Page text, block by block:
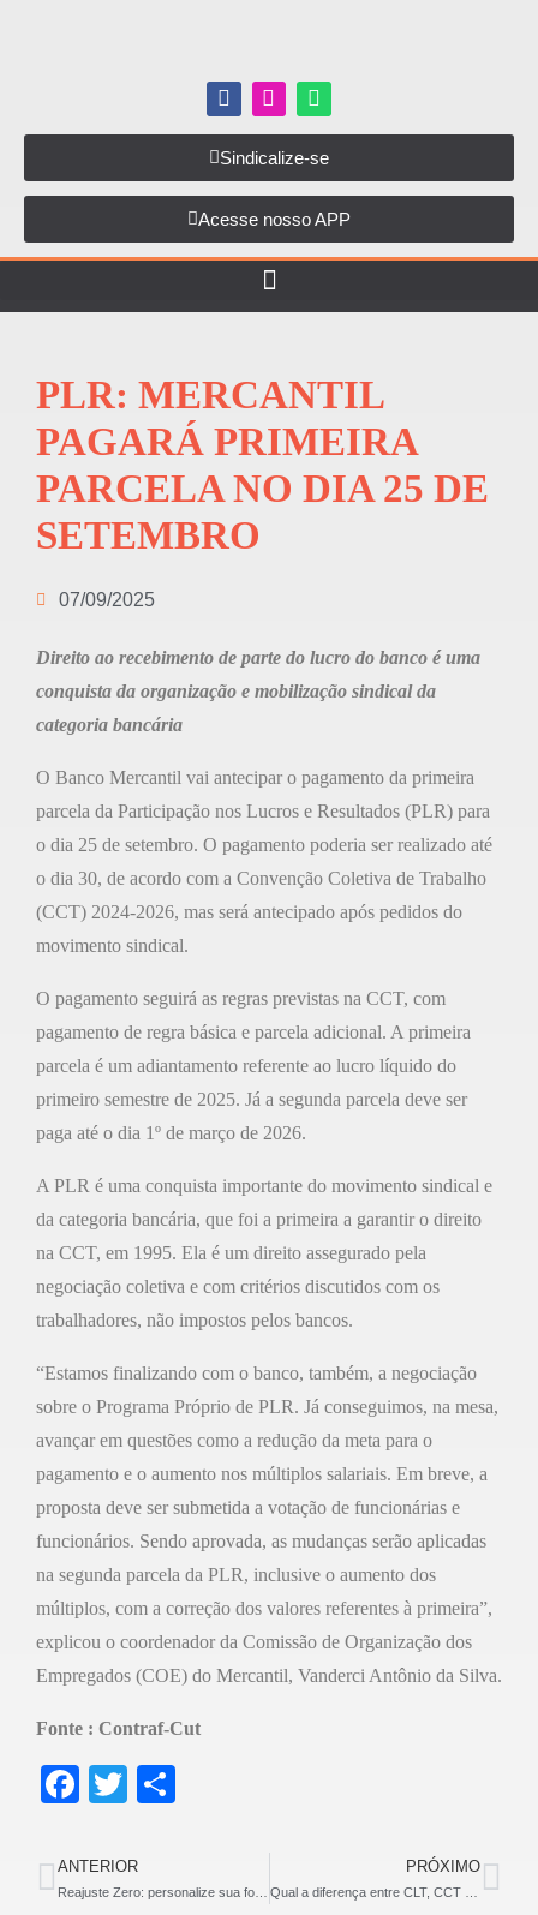
Sindicalize-se
Acesse nosso APP
PLR: MERCANTIL
PAGARÁ PRIMEIRA
PARCELA NO DIA 25 DE
SETEMBRO
07/09/2025
Direito ao recebimento de parte do lucro do banco é uma
conquista da organização e mobilização sindical da
categoria bancária
O Banco Mercantil vai antecipar o pagamento da primeira
parcela da Participação nos Lucros e Resultados (PLR) para
o dia 25 de setembro. O pagamento poderia ser realizado até
o dia 30, de acordo com a Convenção Coletiva de Trabalho
(CCT) 2024-2026, mas será antecipado após pedidos do
movimento sindical.
O pagamento seguirá as regras previstas na CCT, com
pagamento de regra básica e parcela adicional. A primeira
parcela é um adiantamento referente ao lucro líquido do
primeiro semestre de 2025. Já a segunda parcela deve ser
paga até o dia 1º de março de 2026.
A PLR é uma conquista importante do movimento sindical e
da categoria bancária, que foi a primeira a garantir o direito
na CCT, em 1995. Ela é um direito assegurado pela
negociação coletiva e com critérios discutidos com os
trabalhadores, não impostos pelos bancos.
“Estamos finalizando com o banco, também, a negociação
sobre o Programa Próprio de PLR. Já conseguimos, na mesa,
avançar em questões como a redução da meta para o
pagamento e o aumento nos múltiplos salariais. Em breve, a
proposta deve ser submetida a votação de funcionárias e
funcionários. Sendo aprovada, as mudanças serão aplicadas
na segunda parcela da PLR, inclusive o aumento dos
múltiplos, com a correção dos valores referentes à primeira”,
explicou o coordenador da Comissão de Organização dos
Empregados (COE) do Mercantil, Vanderci Antônio da Silva.
Fonte : Contraf-Cut
F
c
e
T
tt
er e
ANTERIOR PRÓXIMO